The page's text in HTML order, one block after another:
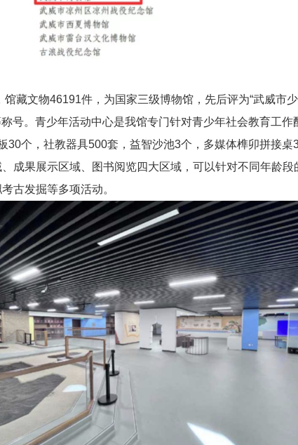
藏文物46191件，为国家三级博物馆，先后评为“武威市
称号。青少年活动中心是我馆专门针对青少年社会教育工
30个，社教器具500套，益智沙池3个，多媒体榫卯拼接
成果展示区域、图书阅览四大区域，可以针对不同年龄
古发掘等多项活动。